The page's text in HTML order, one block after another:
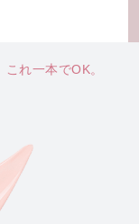
これ一本でOK。